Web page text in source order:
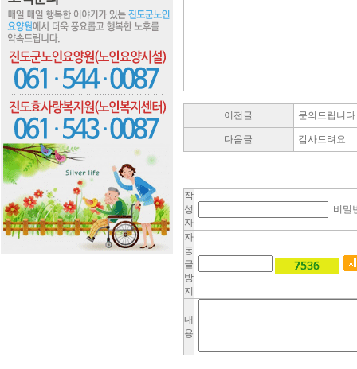
이전글 문의드립니다.
다음글 감사드려요
작
성
자
비밀
자
동
글
방
지
내
용